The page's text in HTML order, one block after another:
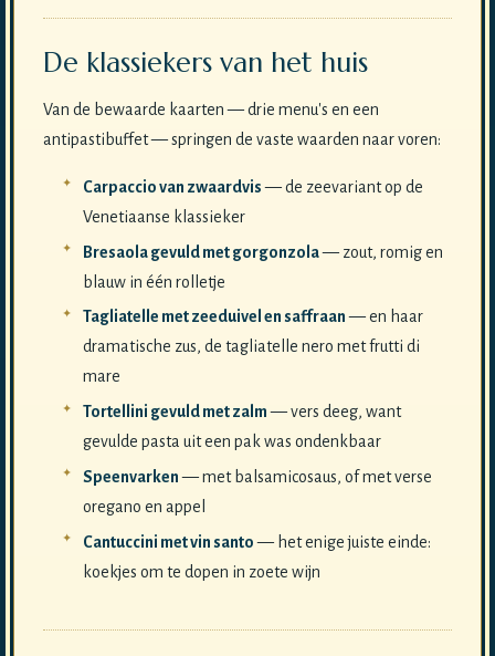
De klassiekers van het huis
Van de bewaarde kaarten — drie menu's en een
antipastibuffet — springen de vaste waarden naar voren:
Carpaccio van zwaardvis— de zeevariant op de
Venetiaanse klassieker
Bresaola gevuld met gorgonzola— zout, romig en
blauw in één rolletje
Tagliatelle met zeeduivel en saffraan— en haar
dramatische zus, de tagliatelle nero met frutti di
mare
Tortellini gevuld met zalm— vers deeg, want
gevulde pasta uit een pak was ondenkbaar
Speenvarken— met balsamicosaus, of met verse
oregano en appel
Cantuccini met vin santo— het enige juiste einde:
koekjes om te dopen in zoete wijn